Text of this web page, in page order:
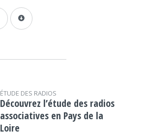
ÉTUDE DES RADIOS
Découvrez l’étude des radios
associatives en Pays de la
Loire